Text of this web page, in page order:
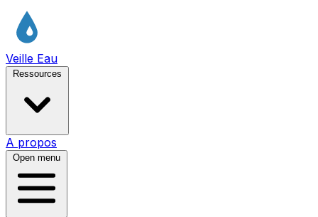
Veille Eau
Ressources
A propos
Open menu